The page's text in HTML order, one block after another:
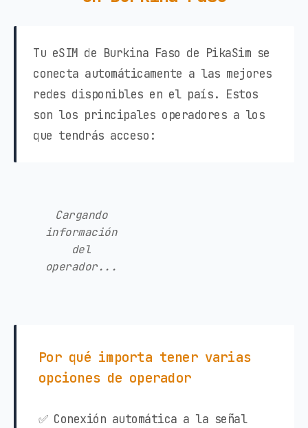
Tu eSIM de Burkina Faso de PikaSim se
conecta automáticamente a las mejores
redes disponibles en el país. Estos
son los principales operadores a los
que tendrás acceso:
Cargando
información
del
operador...
Por qué importa tener varias
opciones de operador
✅ Conexión automática a la señal